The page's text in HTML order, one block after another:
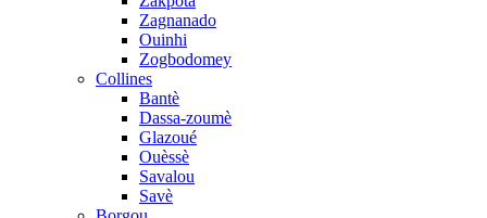
Zagnanado
Ouinhi
Zogbodomey
Collines
Bantè
Dassa-zoumè
Glazoué
Ouèssè
Savalou
Savè